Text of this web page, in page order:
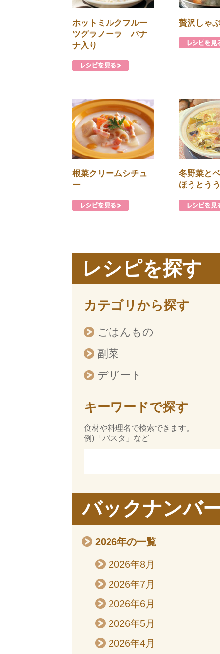
ホットミルクフルー
ツグラノーラ バナ
ナ入り
贅沢しゃ
根菜クリームシチュ
ー
冬野菜と
ほうとう
レシピを探す
カテゴリから探す
ごはんもの
副菜
デザート
キーワードで探す
食材や料理名で検索できます。
例)「パスタ」など
バックナンバ
2026年の一覧
2026年8月
2026年7月
2026年6月
2026年5月
2026年4月